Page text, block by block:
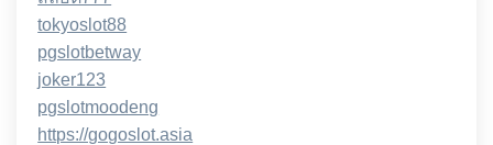
tokyoslot88
pgslotbetway
joker123
pgslotmoodeng
https://gogoslot.asia